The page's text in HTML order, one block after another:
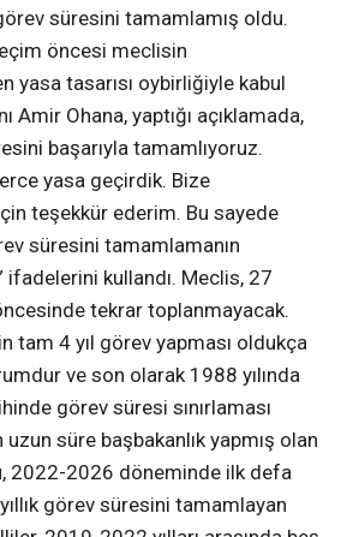
süresini tamamlamış oldu.
öncesi meclisin
yasa tasarısı oybirliğiyle kabul
Amir Ohana, yaptığı açıklamada,
başarıyla tamamlıyoruz.
yasa geçirdik. Bize
teşekkür ederim. Bu sayede
süresini tamamlamanın
ifadelerini kullandı. Meclis, 27
tekrar toplanmayacak.
tam 4 yıl görev yapması oldukça
ve son olarak 1988 yılında
görev süresi sınırlaması
uzun süre başbakanlık yapmış olan
2022-2026 döneminde ilk defa
görev süresini tamamlayan